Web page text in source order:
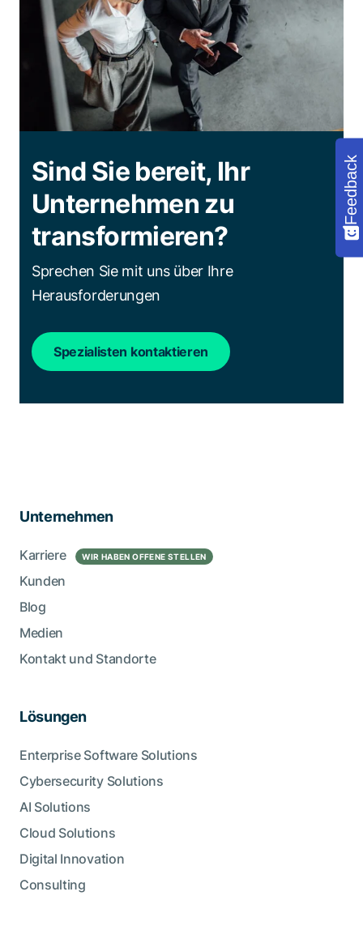
Sind Sie bereit, Ihr
Unternehmen zu
transformieren?
Sprechen Sie mit uns über Ihre
Herausforderungen
Spezialisten kontaktieren
Unternehmen
Karriere WIR HABEN OFFENE STELLEN
Kunden
Blog
Medien
Kontakt und Standorte
Lösungen
Enterprise Software Solutions
Cybersecurity Solutions
AI Solutions
Cloud Solutions
Digital Innovation
Consulting
Feedback